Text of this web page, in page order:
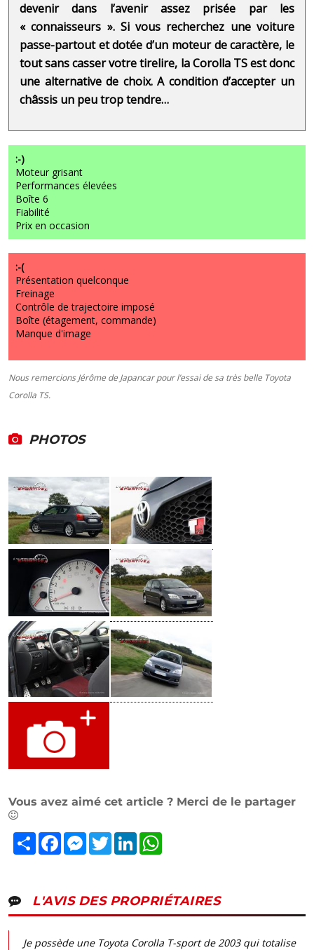
devenir dans l’avenir assez prisée par les
« connaisseurs ». Si vous recherchez une voiture
passe-partout et dotée d’un moteur de caractère, le
tout sans casser votre tirelire, la Corolla TS est donc
une alternative de choix. A condition d’accepter un
châssis un peu trop tendre…
:-)
Moteur grisant
Performances élevées
Boîte 6
Fiabilité
Prix en occasion
:-(
Présentation quelconque
Freinage
Contrôle de trajectoire imposé
Boîte (étagement, commande)
Manque d'image
Nous remercions Jérôme de Japancar pour l’essai de sa très belle Toyota
Corolla TS.
PHOTOS
Vous avez aimé cet article ? Merci de le partager
PartagerFacebookMessenger
TwitterLinkedIn
L'AVIS DES PROPRIÉTAIRES
Je possède une Toyota Corolla T-sport de 2003 qui totalise